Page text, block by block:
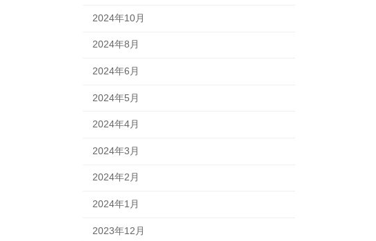
2024年10月
2024年8月
2024年6月
2024年5月
2024年4月
2024年3月
2024年2月
2024年1月
2023年12月